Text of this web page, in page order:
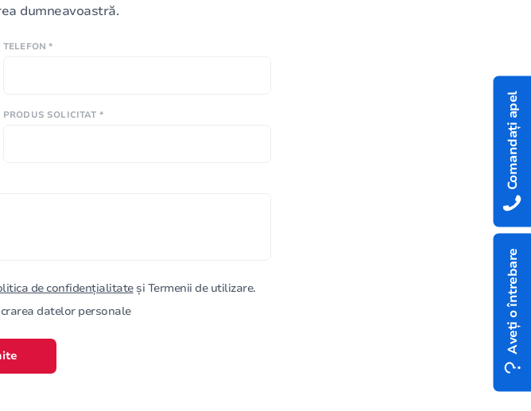
dumneavoastră.
TELEFON *
PRODUS SOLICITAT *
de confidențialitateși Termenii de utilizare.
datelor personale
Aveți o întrebare
Comandați apel